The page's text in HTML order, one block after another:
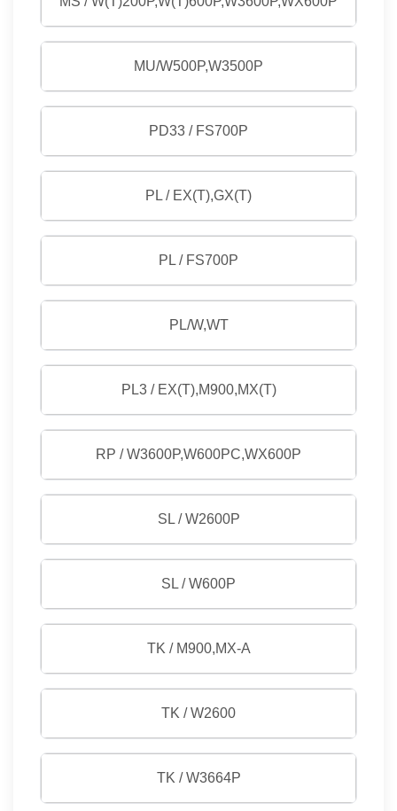
MU/W500P,W3500P
PD33 / FS700P
PL / EX(T),GX(T)
PL / FS700P
PL/W,WT
PL3 / EX(T),M900,MX(T)
RP / W3600P,W600PC,WX600P
SL / W2600P
SL / W600P
TK / M900,MX-A
TK / W2600
TK / W3664P